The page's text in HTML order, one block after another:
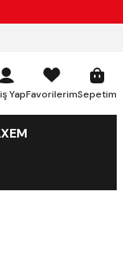
YapFavorilerimSepetim